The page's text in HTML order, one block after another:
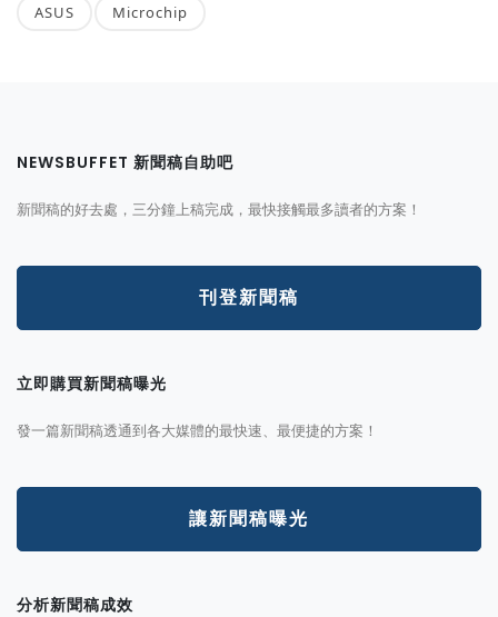
ASUS Microchip
NEWSBUFFET 新聞稿自助吧
新聞稿的好去處，三分鐘上稿完成，最快接觸最多讀者的方案！
刊登新聞稿
立即購買新聞稿曝光
發一篇新聞稿透通到各大媒體的最快速、最便捷的方案！
讓新聞稿曝光
分析新聞稿成效